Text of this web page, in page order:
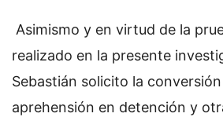
Asimismo y en virtud de la
realizado en la presente
Sebastián solicito la
aprehensión en detención y